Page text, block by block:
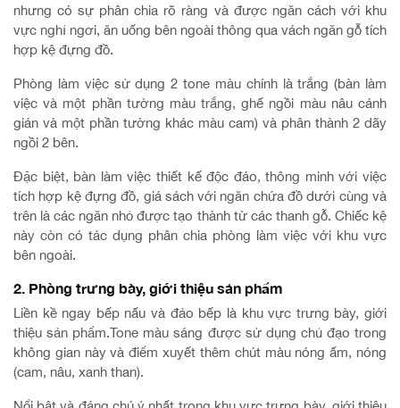
nhưng có sự phân chia rõ ràng và được ngăn cách với khu
vực nghỉ ngơi, ăn uống bên ngoài thông qua vách ngăn gỗ tích
hợp kệ đựng đồ.
Phòng làm việc sử dụng 2 tone màu chính là trắng (bàn làm
việc và một phần tường màu trắng, ghế ngồi màu nâu cánh
gián và một phần tường khác màu cam) và phân thành 2 dãy
ngồi 2 bên.
Đặc biệt, bàn làm việc thiết kế độc đáo, thông minh với việc
tích hợp kệ đựng đồ, giá sách với ngăn chứa đồ dưới cùng và
trên là các ngăn nhỏ được tạo thành từ các thanh gỗ. Chiếc kệ
này còn có tác dụng phân chia phòng làm việc với khu vực
bên ngoài.
2. Phòng trưng bày, giới thiệu sản phẩm
Liền kề ngay bếp nấu và đảo bếp là khu vực trưng bày, giới
thiệu sản phẩm.Tone màu sáng được sử dụng chủ đạo trong
không gian này và điểm xuyết thêm chút màu nóng ấm, nóng
(cam, nâu, xanh than).